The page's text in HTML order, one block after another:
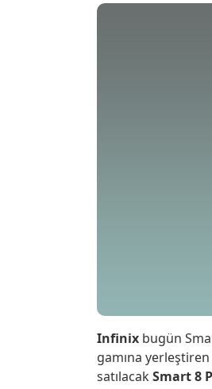
Infinix bugün
gamına
satılacakSmart 8